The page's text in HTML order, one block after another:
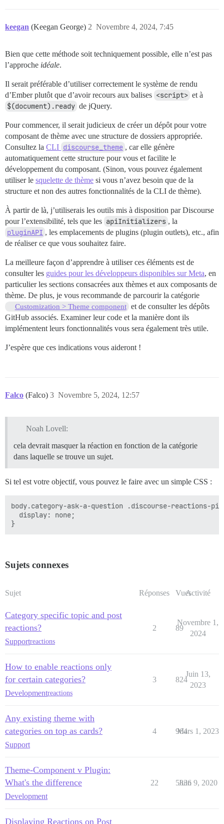
            }
      });
      api.cleanupStream(() => observer.disconnect());
    } catch (error) {
console.error("An error occurred in the emoji
    }
  });
keegan (Keegan George) Novembre 4, 2024, 7:45
2
Bien que cette méthode soit techniquement possible, elle n’est pas
l’approche idéale.
Il serait préférable d’utiliser correctement le système de rendu
d’Ember plutôt que d’avoir recours aux balises <script> et à
$(document).ready de jQuery.
Pour commencer, il serait judicieux de créer un dépôt pour votre
composant de thème avec une structure de dossiers appropriée.
Consultez la CLI discourse_theme , car elle génère
automatiquement cette structure pour vous et facilite le
développement du composant. (Sinon, vous pouvez également
utiliser le squelette de thème si vous n’avez besoin que de la
structure et non des autres fonctionnalités de la CLI de thème).
À partir de là, j’utiliserais les outils mis à disposition par Discourse
pour l’extensibilité, tels que les apiInitializers , la
pluginAPI , les emplacements de plugins (plugin outlets), etc., afin
de réaliser ce que vous souhaitez faire.
La meilleure façon d’apprendre à utiliser ces éléments est de
consulter les guides pour les développeurs disponibles sur Meta, en
particulier les sections consacrées aux thèmes et aux composants de
thème. De plus, je vous recommande de parcourir la catégorie
Customization > Theme component et de consulter les dépôts
GitHub associés. Examiner leur code et la manière dont ils
implémentent leurs fonctionnalités vous sera également très utile.
J’espère que ces indications vous aideront !
Falco (Falco) Novembre 5, 2024, 12:57
3
Noah Lovell:
cela devrait masquer la réaction en fonction de la catégorie
dans laquelle se trouve un sujet.
Si tel est votre objectif, vous pouvez le faire avec un simple CSS :
body.category-ask-a-question .discourse-reactions-
  display: none;
Sujets connexes
Sujet Réponses VuesActivité
Category specific topic and post
reactions?
Supportreactions
2 89
Novembre 1,
2024
How to enable reactions only
for certain categories?
Developmentreactions
3 824
Juin 13,
2023
Any existing theme with
categories on top as cards?
Support
4 964
Mars 1, 2023
Theme-Component v Plugin:
What's the difference
Development
22 5836
Juin 9, 2020
Displaying Reactions on Post